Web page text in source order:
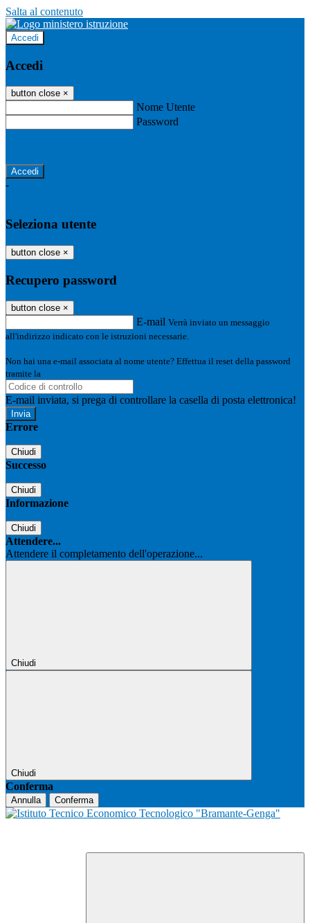
Salta al contenuto
Accedi
Accedi
button close ×
Nome Utente
Password
-
Seleziona utente
button close ×
Recupero password
button close ×
E-mail Verrà inviato un messaggio
all'indirizzo indicato con le istruzioni necessarie.
Non hai una e-mail associata al nome utente? Effettua il reset della password
tramite la
E-mail inviata, si prega di controllare la casella di posta elettronica!
Errore
Chiudi
Successo
Chiudi
Informazione
Chiudi
Attendere...
Attendere il completamento dell'operazione...
Chiudi
Chiudi
Conferma
Annulla Conferma